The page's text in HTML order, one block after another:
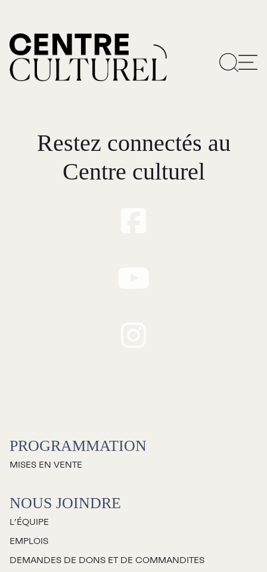
Promotions
Cartes-cadeaux
Jeunesse
Restez connectés au
Centre culturel
PROGRAMMATION
MISES EN VENTE
NOUS JOINDRE
L’ÉQUIPE
EMPLOIS
DEMANDES DE DONS ET DE COMMANDITES